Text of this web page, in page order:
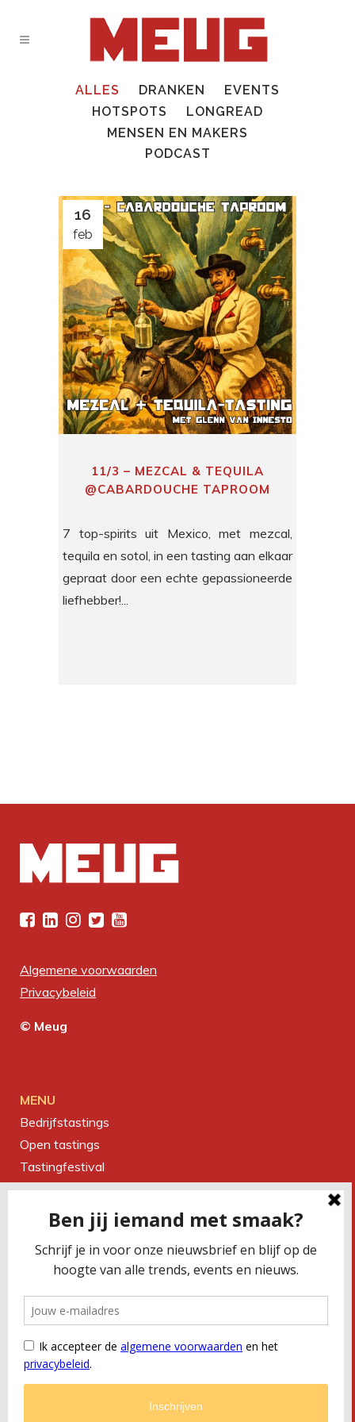
ALLES DRANKEN
EVENTS
HOTSPOTS
LONGREAD
MENSEN EN MAKERS
PODCAST
16
feb
11/3 – MEZCAL & TEQUILA
@CABARDOUCHE TAPROOM
7 top-spirits uit Mexico, met mezcal,
tequila en sotol, in een tasting aan elkaar
gepraat door een echte gepassioneerde
liefhebber!...
Algemene voorwaarden
Privacybeleid
© Meug
MENU
Bedrijfstastings
Open tastings
Tastingfestival
Magazine
Over ons
CONTACTEER ONS
Smaakbureau Meug
Kerkstraat 19 | 2060 Antwerpen
T +32 (0) 479 32 02 66